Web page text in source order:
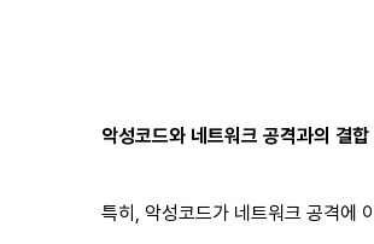
악성코드와 네트워크 공격과의 결합
특히, 악성코드가 네트워크 공격에